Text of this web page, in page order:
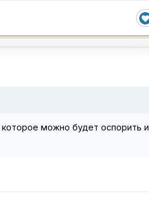
можно будет оспорить и